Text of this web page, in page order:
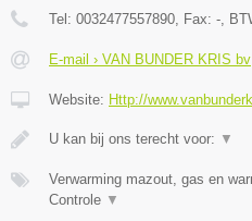
Tel: 0032477557890, Fax: -,
E-mail › VAN BUNDER KRIS bv
Website: Http://
U kan bij ons terecht voor: ▼
Verwarming mazout, gas en
Controle ▼